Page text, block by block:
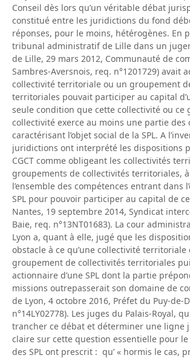
Conseil dès lors qu’un véritable débat
constitué entre les juridictions du fond
réponses, pour le moins, hétérogènes. En
tribunal administratif de Lille dans un
de Lille, 29 mars 2012, Communauté de
Sambres-Aversnois, req. n°1201729) avait
collectivité territoriale ou un groupement
territoriales pouvait participer au capital
seule condition que cette collectivité ou ce
collectivité exerce au moins une partie des
caractérisant l’objet social de la SPL. A
juridictions ont interprété les dispositions
CGCT comme obligeant les collectivités
groupements de collectivités territoriales,
l’ensemble des compétences entrant dans
SPL pour pouvoir participer au capital de
Nantes, 19 septembre 2014, Syndicat
Baie, req. n°13NT01683). La cour
Lyon a, quant à elle, jugé que les
obstacle à ce qu’une collectivité territoriale
groupement de collectivités territoriales
actionnaire d’une SPL dont la partie
missions outrepasserait son domaine de
de Lyon, 4 octobre 2016, Préfet du Puy-de-
n°14LY02778). Les juges du Palais-Royal,
trancher ce débat et déterminer une ligne
claire sur cette question essentielle pour
des SPL ont prescrit : qu’ « hormis le cas,